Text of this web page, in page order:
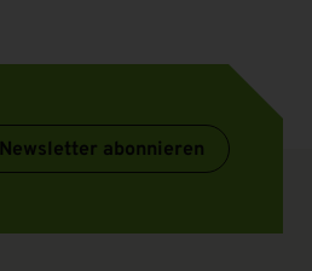
Newsletter abonnieren